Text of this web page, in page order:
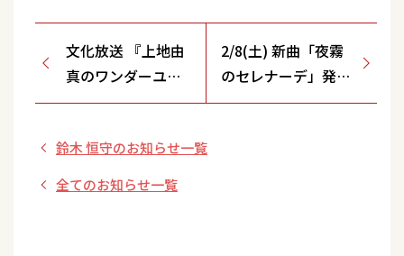
文化放送 『上地由
真のワンダーユー
マン』
2/8(土) 新曲「夜霧
のセレナーデ」発売
決定記念キャンペー
鈴木 恒守のお知らせ一覧
全てのお知らせ一覧